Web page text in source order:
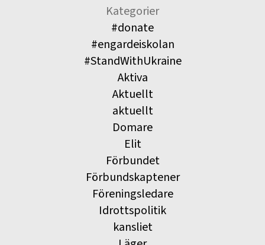
Kategorier
#donate
#engardeiskolan
#StandWithUkraine
Aktiva
Aktuellt
aktuellt
Domare
Elit
Förbundet
Förbundskaptener
Föreningsledare
Idrottspolitik
kansliet